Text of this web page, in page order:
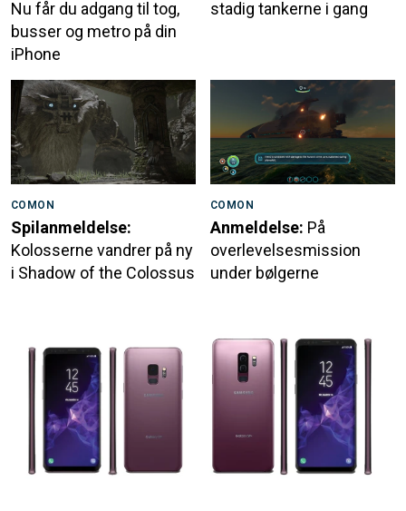
Nu får du adgang til tog,
busser og metro på din
iPhone
stadig tankerne i gang
COMON
Spilanmeldelse:
Kolosserne vandrer på ny
i Shadow of the Colossus
COMON
Anmeldelse: På
overlevelsesmission
under bølgerne